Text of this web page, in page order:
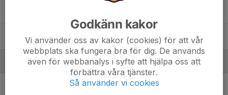
Saga Jemarson
Ledare
Camilla HanssonAssisterande tränare
Godkänn kakor
Vi använder oss av kakor (cookies) för att vår
webbplats ska fungera bra för dig. De används
även för webbanalys i syfte att hjälpa oss att
förbättra våra tjänster.
Så använder vi cookies